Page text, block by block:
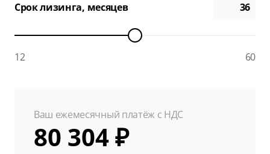
Срок лизинга, месяцев
12 60
Ваш ежемесячный платёж с НДС
80 304 ₽